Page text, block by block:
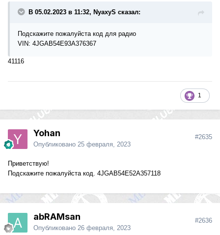
В 05.02.2023 в 11:32, NyaxyS сказал:
Подскажите пожалуйста код для радио
VIN: 4JGAB54E93A376367
41116
1
Yohan
Опубликовано 25 февраля, 2023
#2635
Приветствую!
Подскажите пожалуйста код. 4JGAB54E52A357118
abRAMsan
Опубликовано 26 февраля, 2023
#2636